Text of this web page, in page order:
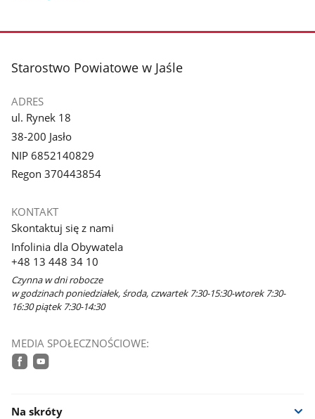
stopka
Starostwo Powiatowe w Jaśle
ADRES
ul. Rynek 18
38-200 Jasło
NIP 6852140829
Regon 370443854
KONTAKT
Skontaktuj się z nami
Infolinia dla Obywatela
+48 13 448 34 10
Czynna w dni robocze
w godzinach poniedziałek, środa, czwartek 7:30-15:30-wtorek 7:30-
16:30 piątek 7:30-14:30
MEDIA SPOŁECZNOŚCIOWE:
Na skróty